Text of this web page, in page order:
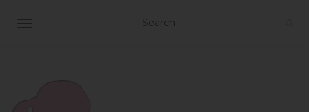
TOGGLE NAVIGATION